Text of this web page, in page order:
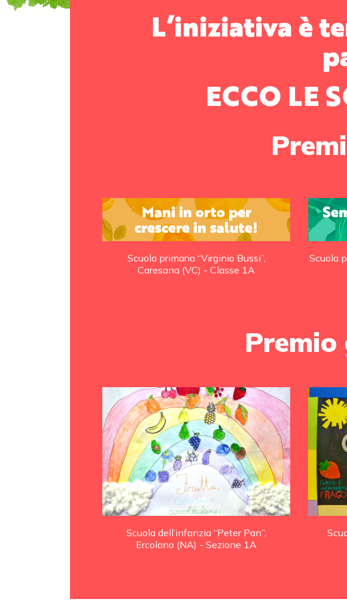
L’iniziativa è
ECCO LE
Mani in orto per
crescere in salute!
Scuola primaria “Virginio Bussi”,
Caresana (VC) - Classe 1A
Scuola
Scuola dell’infanzia “Peter Pan”,
Ercolano (NA) - Sezione 1A